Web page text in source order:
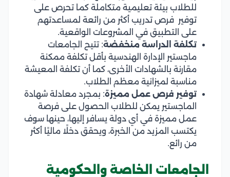
للطلاب بيئة تعليمية متكاملة كما تحرص على
توفير فرص تدريب أكثر من رائعة لمساعدتهم
على التطبيق في المشروعات الواقعية.
تكلفة الدراسة منخفضة: تتيح الجامعات
ماجستير الإدارة الهندسية بأقل تكلفة ممكنة
مقارنة بالشهادات الأخرى، كما أن تكلفة المعيشة
مناسبة لميزانية معظم الطلاب.
توفير فرص عمل مميزة: بمجرد معادلة شهادة
الماجستير يمكن للطلاب الحصول على فرصة
عمل مميزة في أي دولة يسافر إليها، حينها سوف
يكتسب المزيد من الخبرة، ويحقق دخلًا ماليًا أكثر
من رائع.
الجامعات الخاصة والحكومية